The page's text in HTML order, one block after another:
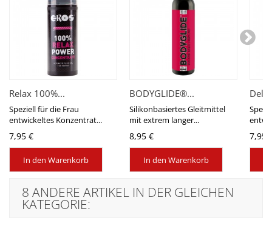
Relax 100%...
Speziell für die Frau
entwickeltes Konzentrat...
7,95 €
In den Warenkorb
BODYGLIDE®...
Silikonbasiertes Gleitmittel
mit extrem langer...
8,95 €
In den Warenkorb
7,95
8 ANDERE ARTIKEL IN DER GLEICHEN
KATEGORIE: